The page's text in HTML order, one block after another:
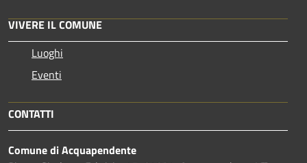
VIVERE IL COMUNE
Luoghi
Eventi
CONTATTI
Comune di Acquapendente